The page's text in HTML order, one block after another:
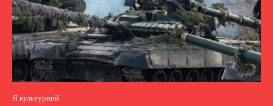
Я культурний